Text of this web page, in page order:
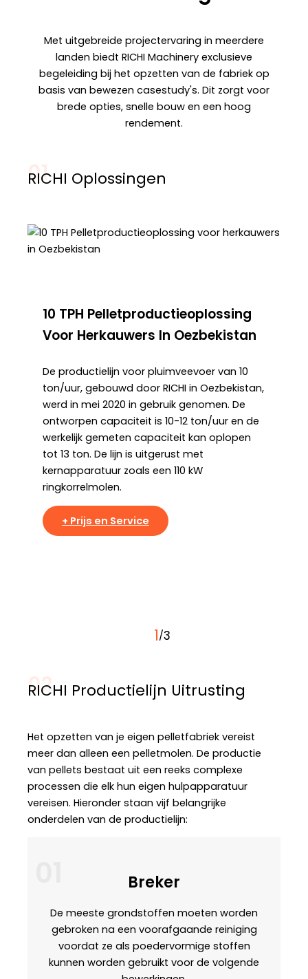
Met uitgebreide projectervaring in meerdere
landen biedt RICHI Machinery exclusieve
begeleiding bij het opzetten van de fabriek op
basis van bewezen casestudy's. Dit zorgt voor
brede opties, snelle bouw en een hoog
rendement.
01
RICHI Oplossingen
10 TPH Pelletproductieoplossing
Voor Herkauwers In Oezbekistan
De productielijn voor pluimveevoer van 10
ton/uur, gebouwd door RICHI in Oezbekistan,
werd in mei 2020 in gebruik genomen. De
ontworpen capaciteit is 10-12 ton/uur en de
werkelijk gemeten capaciteit kan oplopen
tot 13 ton. De lijn is uitgerust met
kernapparatuur zoals een 110 kW
ringkorrelmolen.
+ Prijs en Service
1/3
02
RICHI Productielijn Uitrusting
Het opzetten van je eigen pelletfabriek vereist
meer dan alleen een pelletmolen. De productie
van pellets bestaat uit een reeks complexe
processen die elk hun eigen hulpapparatuur
vereisen. Hieronder staan vijf belangrijke
onderdelen van de productielijn:
Breker
De meeste grondstoffen moeten worden
gebroken na een voorafgaande reiniging
voordat ze als poedervormige stoffen
kunnen worden gebruikt voor de volgende